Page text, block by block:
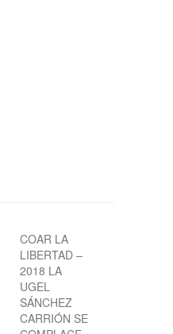
COAR LA
LIBERTAD –
2018 LA
UGEL
SÁNCHEZ
CARRIÓN SE